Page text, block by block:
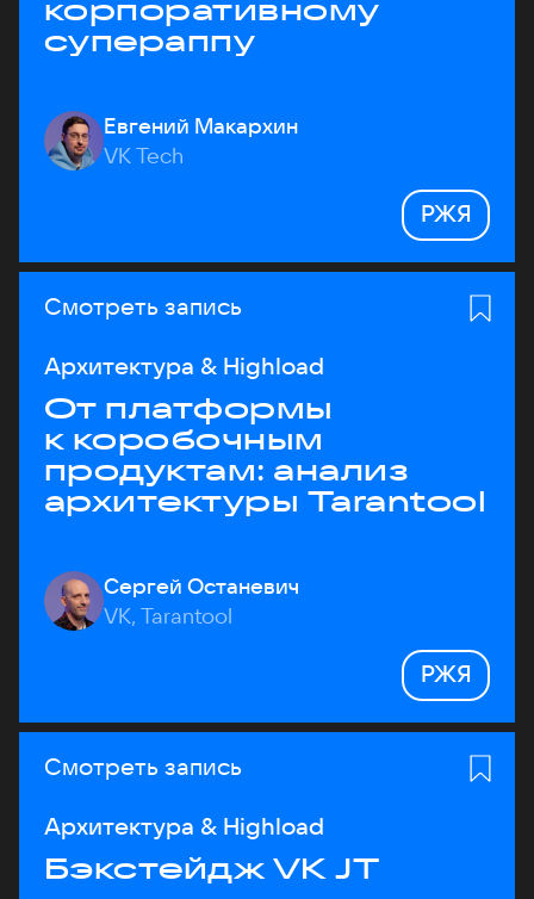
корпоративному
супераппу
Евгений Макархин
VK Tech
РЖЯ
Смотреть запись
Архитектура & Highload
От платформы
к коробочным
продуктам: анализ
архитектуры Tarantool
Сергей Останевич
VK, Tarantool
РЖЯ
Смотреть запись
Архитектура & Highload
Бэкстейдж VK JT